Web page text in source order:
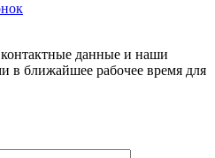
данные и наши
в ближайшее рабочее время для